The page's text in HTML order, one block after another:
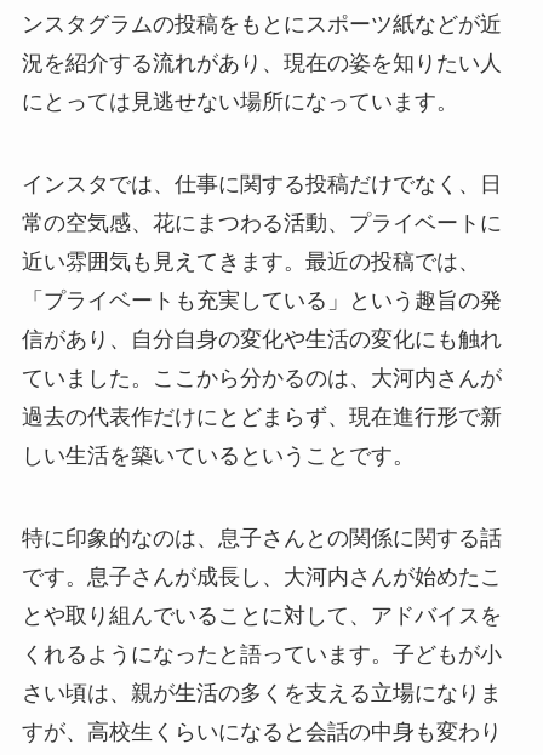
ンスタグラムの投稿をもとにスポーツ紙などが近
況を紹介する流れがあり、現在の姿を知りたい人
にとっては見逃せない場所になっています。
インスタでは、仕事に関する投稿だけでなく、日
常の空気感、花にまつわる活動、プライベートに
近い雰囲気も見えてきます。最近の投稿では、
「プライベートも充実している」という趣旨の発
信があり、自分自身の変化や生活の変化にも触れ
ていました。ここから分かるのは、大河内さんが
過去の代表作だけにとどまらず、現在進行形で新
しい生活を築いているということです。
特に印象的なのは、息子さんとの関係に関する話
です。息子さんが成長し、大河内さんが始めたこ
とや取り組んでいることに対して、アドバイスを
くれるようになったと語っています。子どもが小
さい頃は、親が生活の多くを支える立場になりま
すが、高校生くらいになると会話の中身も変わり